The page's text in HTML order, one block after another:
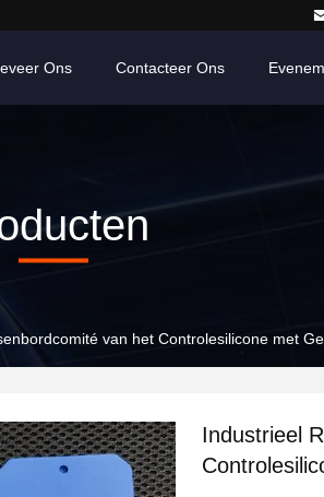
Ons Contacteer Ons
van het Controlesilicone met
Industrieel